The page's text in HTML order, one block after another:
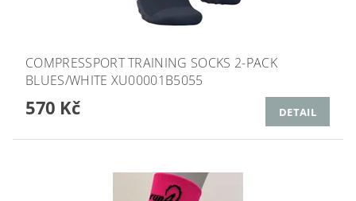
COMPRESSPORT TRAINING SOCKS 2-PACK
BLUES/WHITE XU00001B5055
570 Kč DETAIL